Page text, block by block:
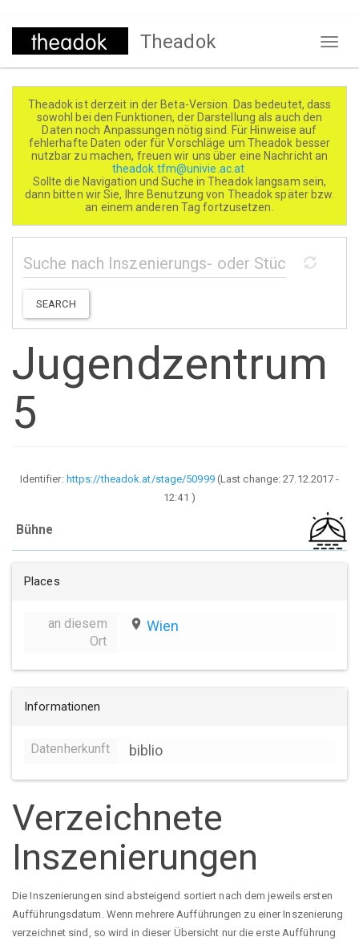
Direkt
Theadok
Theadok ist derzeit in der Beta-Version. Das bedeutet, dass
sowohl bei den Funktionen, der Darstellung als auch den
Daten noch Anpassungen nötig sind. Für Hinweise auf
fehlerhafte Daten oder für Vorschläge um Theadok besser
nutzbar zu machen, freuen wir uns über eine Nachricht an
theadok.tfm@univie.ac.at
Sollte die Navigation und Suche in Theadok langsam sein,
dann bitten wir Sie, Ihre Benutzung von Theadok später bzw.
an einem anderen Tag fortzusetzen.
SEARCH
Jugendzentrum
5
Identifier: https://theadok.at/stage/50999(Last change:27.12.2017 -
12:41 )
Bühne
Places
an diesem
Ort
place Wien
Informationen
Datenherkunft biblio
Verzeichnete
Inszenierungen
Die Inszenierungen sind absteigend sortiert nach dem jeweils ersten
Aufführungsdatum. Wenn mehrere Aufführungen zu einer Inszenierung
verzeichnet sind, so wird in dieser Übersicht nur die erste Aufführung